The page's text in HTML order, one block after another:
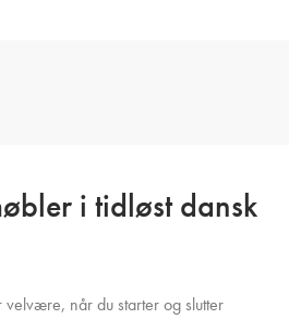
i tidløst dansk
når du starter og slutter